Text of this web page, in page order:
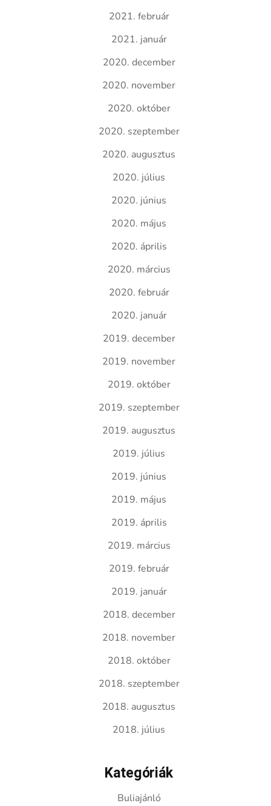
2021. február
2021. január
2020. december
2020. november
2020. október
2020. szeptember
2020. augusztus
2020. július
2020. június
2020. május
2020. április
2020. március
2020. február
2020. január
2019. december
2019. november
2019. október
2019. szeptember
2019. augusztus
2019. július
2019. június
2019. május
2019. április
2019. március
2019. február
2019. január
2018. december
2018. november
2018. október
2018. szeptember
2018. augusztus
2018. július
Kategóriák
Buliajánló